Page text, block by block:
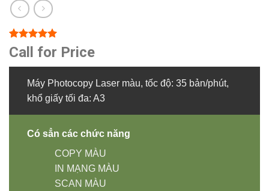
5.00 trên 5
dựa trên
1
đánh giá
Call for Price
Máy Photocopy Laser màu, tốc độ: 35 bản/phút,
khổ giấy tối đa: A3
Có sẳn các chức năng
COPY MÀU
IN MẠNG MÀU
SCAN MÀU